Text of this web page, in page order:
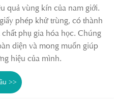
quả vùng kín của nam giới.
phép khử trùng, có thành
phụ gia hóa học. Chúng
diện và mong muốn giúp
hiệu của mình.
>>